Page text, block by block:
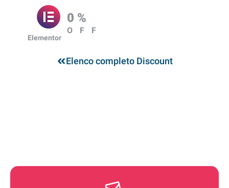
Elementor
0 %
OFF
Elenco completo Discount